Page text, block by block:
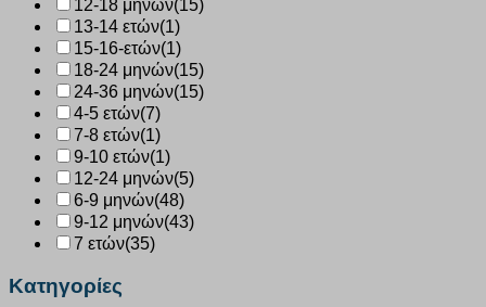
12-18 μηνών(15)
13-14 ετών(1)
15-16-ετών(1)
18-24 μηνών(15)
24-36 μηνών(15)
4-5 ετών(7)
7-8 ετών(1)
9-10 ετών(1)
12-24 μηνών(5)
6-9 μηνών(48)
9-12 μηνών(43)
7 ετών(35)
Κατηγορίες